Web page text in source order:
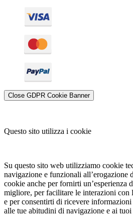
Close GDPR Cookie Banner
Questo sito utilizza i cookie
Su questo sito web utilizziamo cookie
navigazione e funzionali
cookie anche per fornirti un’esperienza
migliore, per facilitare le interazioni con
e per consentirti di ricevere
alle tue abitudini di navigazione e ai tuoi